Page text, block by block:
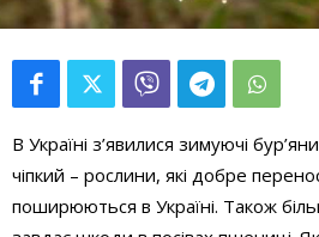
В Україні з’явилися зимуючі
чіпкий – рослини, які добре
поширюються в Україні. Також